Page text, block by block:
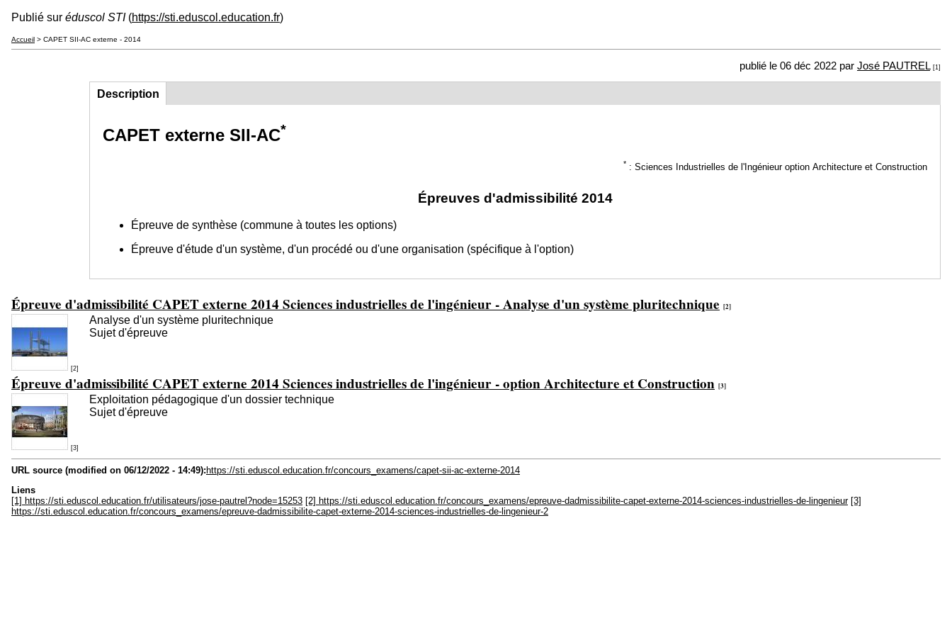
Publié sur éduscol STI(https://sti.eduscol.education.fr)
Accueil > CAPET SII-AC externe - 2014
publié le 06 déc 2022 par José PAUTREL [1]
Groupe principal
Description
actif)
CAPET externe SII-AC*
* : Sciences Industrielles de l'Ingénieur option Architecture et Construction
Épreuves d'admissibilité 2014
Épreuve de synthèse (commune à toutes les options)
Épreuve d'étude d'un système, d'un procédé ou d'une organisation (spécifique à l'option)
Épreuve d'admissibilité CAPET externe 2014 Sciences industrielles de l'ingénieur - Analyse d'un système pluritechnique [2]
[2]
Analyse d'un système pluritechnique
Sujet d'épreuve
Épreuve d'admissibilité CAPET externe 2014 Sciences industrielles de l'ingénieur - option Architecture et Construction [3]
[3]
Exploitation pédagogique d'un dossier technique
Sujet d'épreuve
URL source (modified on 06/12/2022 - 14:49): https://sti.eduscol.education.fr/concours_examens/capet-sii-ac-externe-2014
Liens
[1] https://sti.eduscol.education.fr/utilisateurs/jose-pautrel?node=15253 [2] https://sti.eduscol.education.fr/concours_examens/epreuve-dadmissibilite-capet-externe-2014-sciences-industrielles-de-lingenieur [3]
https://sti.eduscol.education.fr/concours_examens/epreuve-dadmissibilite-capet-externe-2014-sciences-industrielles-de-lingenieur-2